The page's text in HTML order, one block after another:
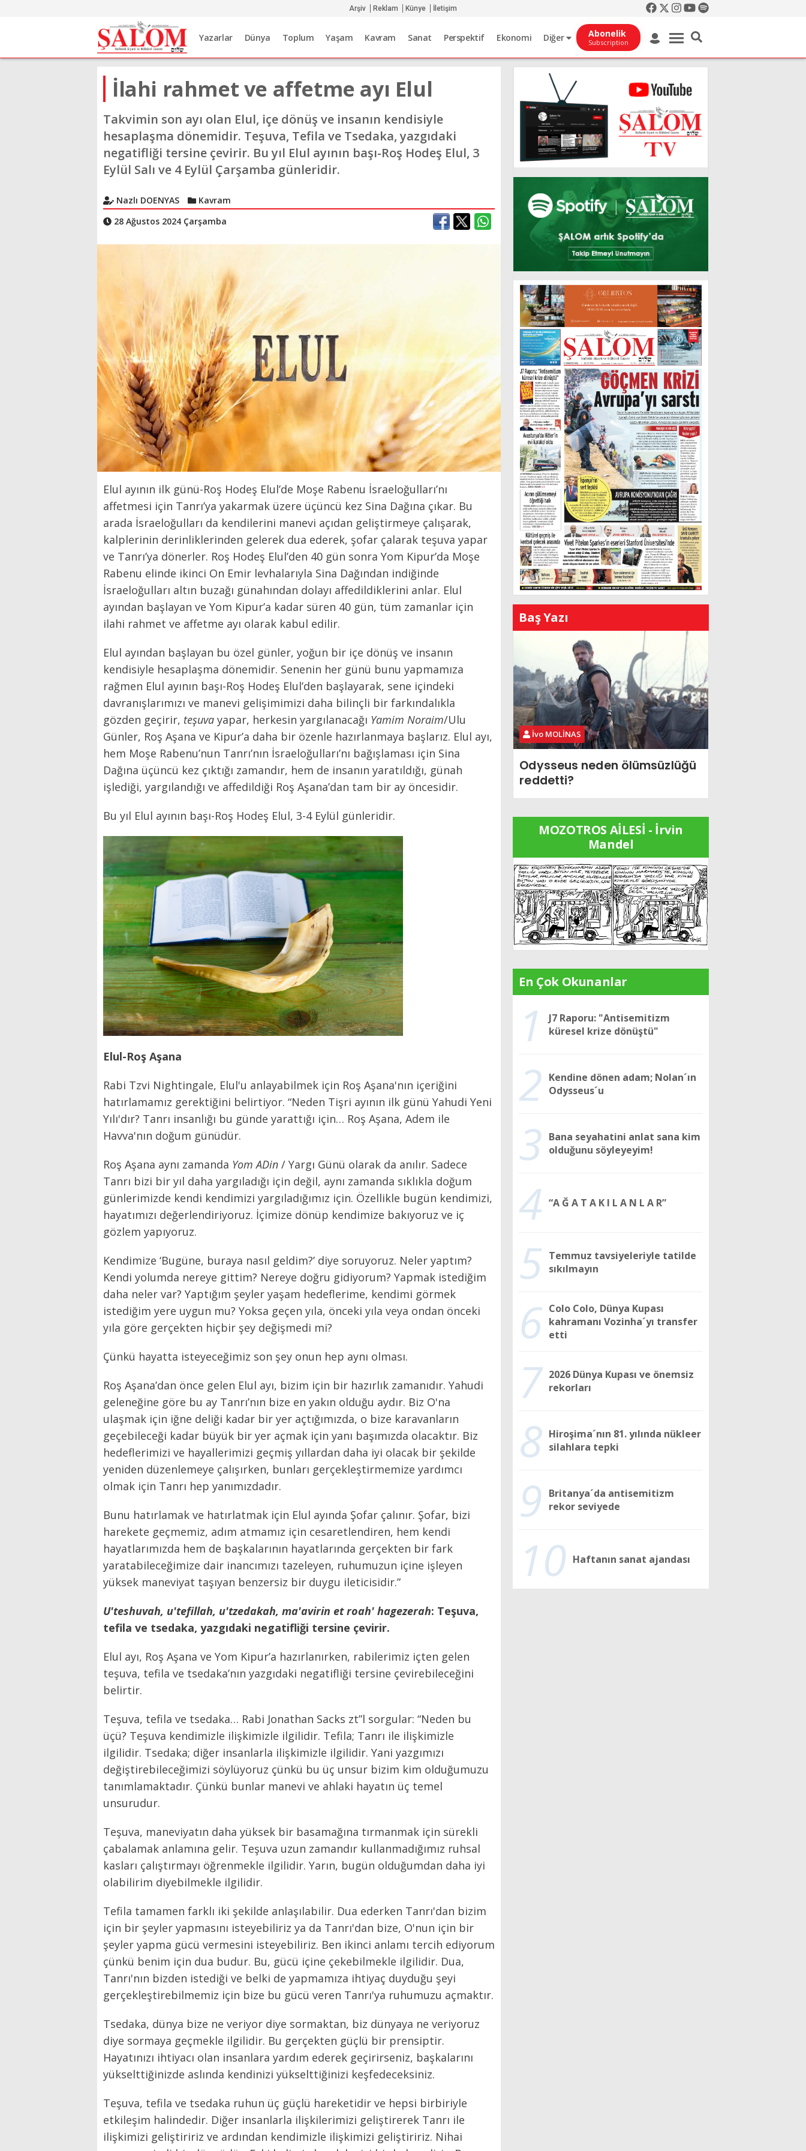
Arşiv Reklam Künye İletişim
Yazarlar Dünya Toplum Yaşam Kavram Sanat Perspektif Ekonomi Diğer Abonelik
Subscription
İlahi rahmet ve affetme ayı Elul
Takvimin son ayı olan Elul, içe dönüş ve insanın kendisiyle
hesaplaşma dönemidir. Teşuva, Tefila ve Tsedaka, yazgıdaki
negatifliği tersine çevirir. Bu yıl Elul ayının başı-Roş Hodeş Elul, 3
Eylül Salı ve 4 Eylül Çarşamba günleridir.
Nazlı DOENYAS
Kavram
28 Ağustos 2024 Çarşamba
Elul ayının ilk günü-Roş Hodeş Elul’de Moşe Rabenu İsraeloğulları’nı
affetmesi için Tanrı’ya yakarmak üzere üçüncü kez Sina Dağına çıkar. Bu
arada İsraeloğulları da kendilerini manevi açıdan geliştirmeye çalışarak,
kalplerinin derinliklerinden gelerek dua ederek, şofar çalarak teşuva yapar
ve Tanrı’ya dönerler. Roş Hodeş Elul’den 40 gün sonra Yom Kipur’da Moşe
Rabenu elinde ikinci On Emir levhalarıyla Sina Dağından indiğinde
İsraeloğulları altın buzağı günahından dolayı affedildiklerini anlar. Elul
ayından başlayan ve Yom Kipur’a kadar süren 40 gün, tüm zamanlar için
ilahi rahmet ve affetme ayı olarak kabul edilir.
Elul ayından başlayan bu özel günler, yoğun bir içe dönüş ve insanın
kendisiyle hesaplaşma dönemidir. Senenin her günü bunu yapmamıza
rağmen Elul ayının başı-Roş Hodeş Elul’den başlayarak, sene içindeki
davranışlarımızı ve manevi gelişimimizi daha bilinçli bir farkındalıkla
gözden geçirir, teşuva yapar, herkesin yargılanacağı Yamim Noraim/Ulu
Günler, Roş Aşana ve Kipur’a daha bir özenle hazırlanmaya başlarız. Elul ayı,
hem Moşe Rabenu’nun Tanrı’nın İsraeloğulları’nı bağışlaması için Sina
Dağına üçüncü kez çıktığı zamandır, hem de insanın yaratıldığı, günah
işlediği, yargılandığı ve affedildiği Roş Aşana’dan tam bir ay öncesidir.
Bu yıl Elul ayının başı-Roş Hodeş Elul, 3-4 Eylül günleridir.
Elul-Roş Aşana
Rabi Tzvi Nightingale, Elul'u anlayabilmek için Roş Aşana'nın içeriğini
hatırlamamız gerektiğini belirtiyor. “Neden Tişri ayının ilk günü Yahudi Yeni
Yılı'dır? Tanrı insanlığı bu günde yarattığı için… Roş Aşana, Adem ile
Havva'nın doğum günüdür.
Roş Aşana aynı zamanda Yom ADin / Yargı Günü olarak da anılır. Sadece
Tanrı bizi bir yıl daha yargıladığı için değil, aynı zamanda sıklıkla doğum
günlerimizde kendi kendimizi yargıladığımız için. Özellikle bugün kendimizi,
hayatımızı değerlendiriyoruz. İçimize dönüp kendimize bakıyoruz ve iç
gözlem yapıyoruz.
Kendimize ‘Bugüne, buraya nasıl geldim?’ diye soruyoruz. Neler yaptım?
Kendi yolumda nereye gittim? Nereye doğru gidiyorum? Yapmak istediğim
daha neler var? Yaptığım şeyler yaşam hedeflerime, kendimi görmek
istediğim yere uygun mu? Yoksa geçen yıla, önceki yıla veya ondan önceki
yıla göre gerçekten hiçbir şey değişmedi mi?
Çünkü hayatta isteyeceğimiz son şey onun hep aynı olması.
Roş Aşana’dan önce gelen Elul ayı, bizim için bir hazırlık zamanıdır. Yahudi
geleneğine göre bu ay Tanrı’nın bize en yakın olduğu aydır. Biz O'na
ulaşmak için iğne deliği kadar bir yer açtığımızda, o bize karavanların
geçebileceği kadar büyük bir yer açmak için yanı başımızda olacaktır. Biz
hedeflerimizi ve hayallerimizi geçmiş yıllardan daha iyi olacak bir şekilde
yeniden düzenlemeye çalışırken, bunları gerçekleştirmemize yardımcı
olmak için Tanrı hep yanımızdadır.
Bunu hatırlamak ve hatırlatmak için Elul ayında Şofar çalınır. Şofar, bizi
harekete geçmemiz, adım atmamız için cesaretlendiren, hem kendi
hayatlarımızda hem de başkalarının hayatlarında gerçekten bir fark
yaratabileceğimize dair inancımızı tazeleyen, ruhumuzun içine işleyen
yüksek maneviyat taşıyan benzersiz bir duygu ileticisidir.”
U'teshuvah, u'tefillah, u'tzedakah, ma'avirin et roah' hagezerah: Teşuva,
tefila ve tsedaka, yazgıdaki negatifliği tersine çevirir.
Elul ayı, Roş Aşana ve Yom Kipur’a hazırlanırken, rabilerimiz içten gelen
teşuva, tefila ve tsedaka’nın yazgıdaki negatifliği tersine çevirebileceğini
belirtir.
Teşuva, tefila ve tsedaka… Rabi Jonathan Sacks zt”l sorgular: “Neden bu
üçü? Teşuva kendimizle ilişkimizle ilgilidir. Tefila; Tanrı ile ilişkimizle
ilgilidir. Tsedaka; diğer insanlarla ilişkimizle ilgilidir. Yani yazgımızı
değiştirebileceğimizi söylüyoruz çünkü bu üç unsur bizim kim olduğumuzu
tanımlamaktadır. Çünkü bunlar manevi ve ahlaki hayatın üç temel
unsurudur.
Teşuva, maneviyatın daha yüksek bir basamağına tırmanmak için sürekli
çabalamak anlamına gelir. Teşuva uzun zamandır kullanmadığımız ruhsal
kasları çalıştırmayı öğrenmekle ilgilidir. Yarın, bugün olduğumdan daha iyi
olabilirim diyebilmekle ilgilidir.
Tefila tamamen farklı iki şekilde anlaşılabilir. Dua ederken Tanrı'dan bizim
için bir şeyler yapmasını isteyebiliriz ya da Tanrı'dan bize, O'nun için bir
şeyler yapma gücü vermesini isteyebiliriz. Ben ikinci anlamı tercih ediyorum
çünkü benim için dua budur. Bu, gücü içine çekebilmekle ilgilidir. Dua,
Tanrı'nın bizden istediği ve belki de yapmamıza ihtiyaç duyduğu şeyi
gerçekleştirebilmemiz için bize bu gücü veren Tanrı'ya ruhumuzu açmaktır.
Tsedaka, dünya bize ne veriyor diye sormaktan, biz dünyaya ne veriyoruz
diye sormaya geçmekle ilgilidir. Bu gerçekten güçlü bir prensiptir.
Hayatınızı ihtiyacı olan insanlara yardım ederek geçirirseniz, başkalarını
yükselttiğinizde aslında kendinizi yükselttiğinizi keşfedeceksiniz.
Teşuva, tefila ve tsedaka ruhun üç güçlü hareketidir ve hepsi birbiriyle
etkileşim halindedir. Diğer insanlarla ilişkilerimizi geliştirerek Tanrı ile
ilişkimizi geliştiririz ve ardından kendimizle ilişkimizi geliştiririz. Nihai
Baş Yazı
İvo MOLİNAS
Odysseus neden ölümsüzlüğü
reddetti?
MOZOTROS AİLESİ - İrvin
Mandel
En Çok Okunanlar
1
J7 Raporu: "Antisemitizm
küresel krize dönüştü"
2 Kendine dönen adam; Nolan´ın
Odysseus´u
3 Bana seyahatini anlat sana kim
olduğunu söyleyeyim!
4 “A Ğ A T A K I L A N L A R”
5 Temmuz tavsiyeleriyle tatilde
sıkılmayın
6 Colo Colo, Dünya Kupası
kahramanı Vozinha´yı transfer
etti
7 2026 Dünya Kupası ve önemsiz
rekorları
8 Hiroşima´nın 81. yılında nükleer
silahlara tepki
9
Britanya´da antisemitizm
rekor seviyede
10 Haftanın sanat ajandası